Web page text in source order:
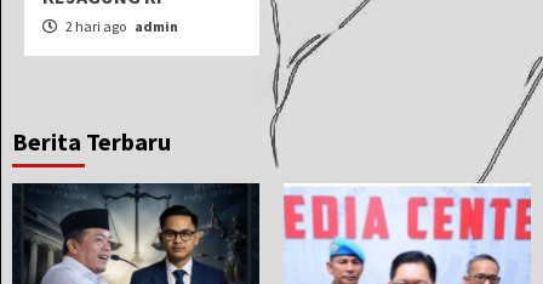
2 hari ago admin
Berita Terbaru